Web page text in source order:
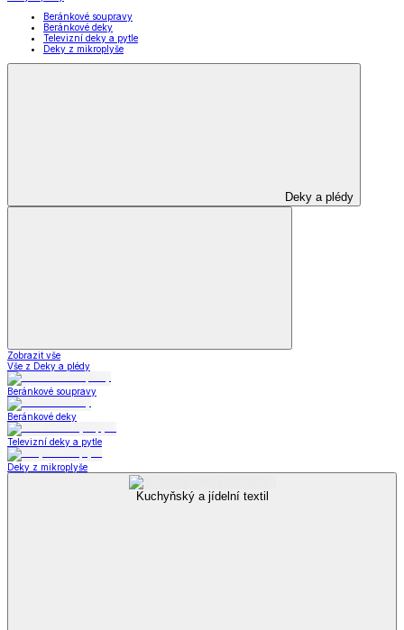
Beránkové soupravy
Beránkové deky
Televizní deky a pytle
Deky z mikroplyše
Deky a plédy
Zobrazit vše
Vše z Deky a plédy
Beránkové soupravy
Beránkové deky
Televizní deky a pytle
Deky z mikroplyše
Kuchyňský a jídelní textil